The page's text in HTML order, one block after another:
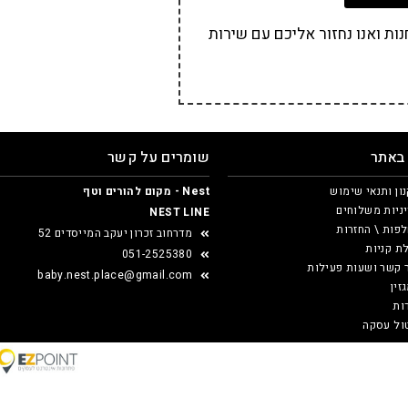
ואנו נחזור אליכם עם שירות
באתר
ותנאי שימוש
משלוחים
\ החזרות
קניות
קשר ושעות פעילות
עסקה
שומרים על קשר
Nest - מקום להורים וטף
NEST LINE
מדרחוב זכרון יעקב המייסדים 52
051-2525380
baby.nest.place@gmail.com